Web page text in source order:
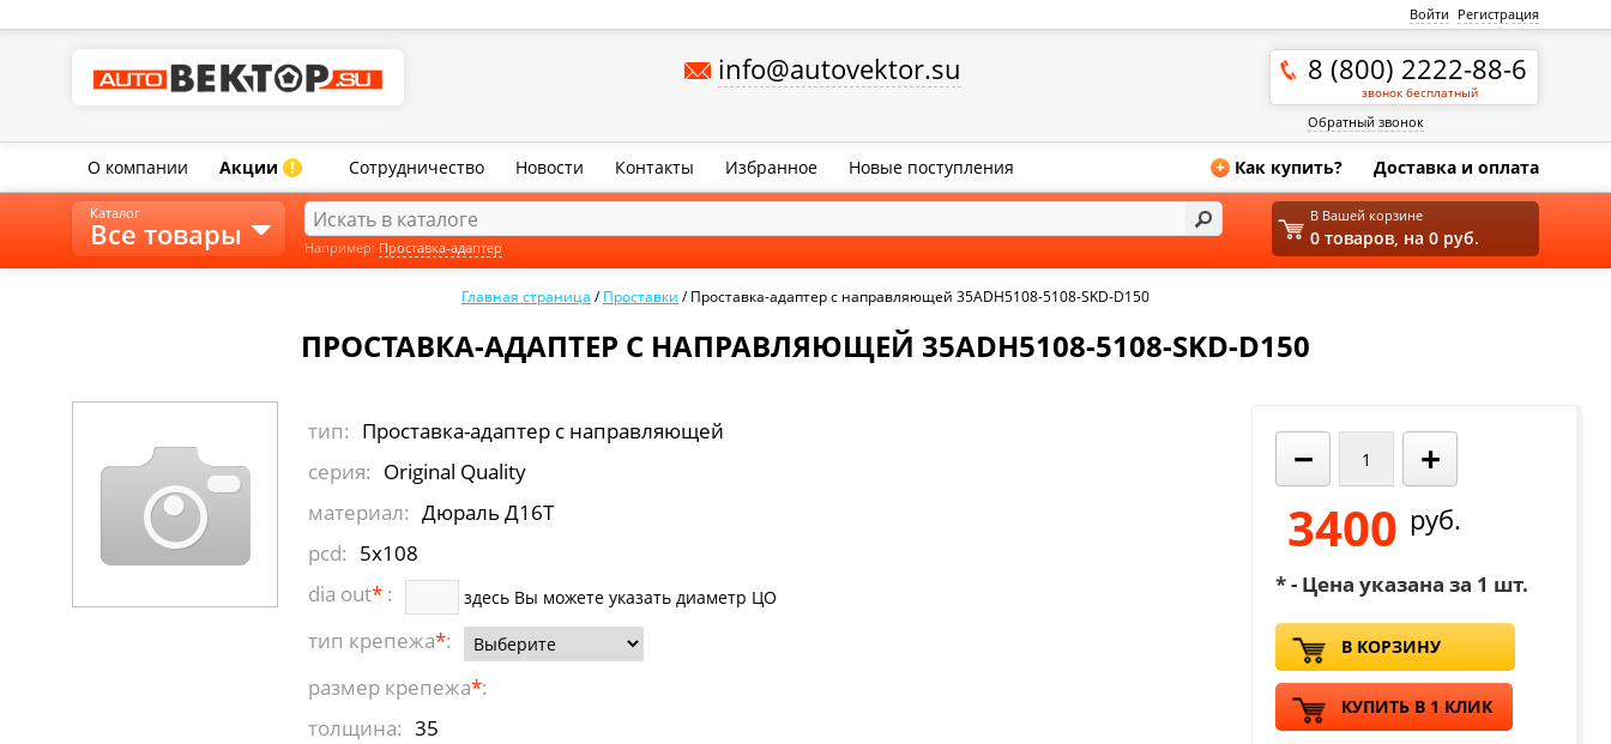
Войти Регистрация
info@autovektor.su 8 (800) 2222-88-6
звонок бесплатный
Обратный звонок
О компании Акции ! Сотрудничество Новости Контакты Избранное Новые поступления + Как купить? Доставка и оплата
Главная страница /Проставки /Проставка-адаптер с направляющей 35ADH5108-5108-SKD-D150
ПРОСТАВКА-АДАПТЕР С НАПРАВЛЯЮЩЕЙ 35ADH5108-5108-SKD-D150
тип: Проставка-адаптер с направляющей
серия: Original Quality
материал: Дюраль Д16Т
pcd: 5x108
dia out*: здесь Вы можете указать диаметр ЦО
тип крепежа*:
размер крепежа*:
толщина: 35
− +
3400 руб.
* - Цена указана за 1 шт.
В КОРЗИНУ
КУПИТЬ В 1 КЛИК
Каталог
Все товары
В Вашей корзине
0 товаров, на 0 руб.
Например: Проставка-адаптер